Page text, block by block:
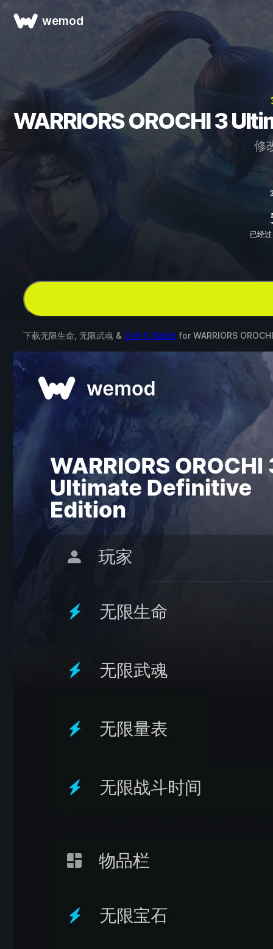
wemod
WARRIORS OROCHI 3
修
已经
下载无限生命, 无限武魂 & 其他 5 项修改 for WARRIORS